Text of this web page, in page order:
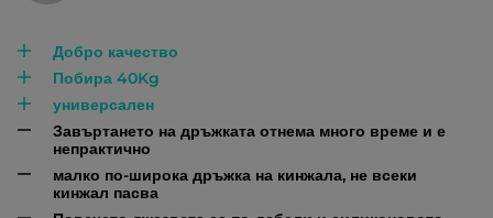
Добро качество
Побира 40Kg
универсален
Завъртането на дръжката отнема много време и е
непрактично
малко по-широка дръжка на кинжала, не всеки
кинжал пасва